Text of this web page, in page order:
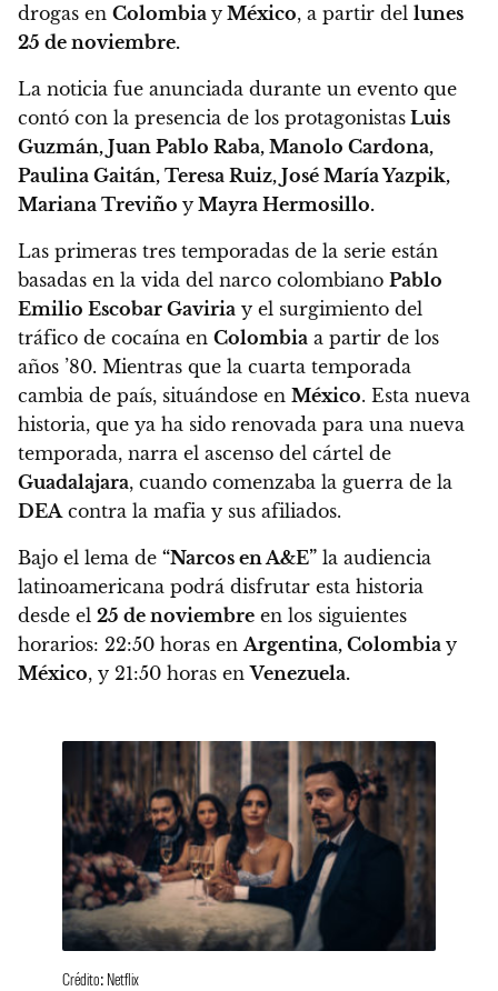
drogas en Colombia y México, a partir del lunes
25 de noviembre.
La noticia fue anunciada durante un evento que
contó con la presencia de los protagonistas Luis
Guzmán, Juan Pablo Raba, Manolo Cardona,
Paulina Gaitán, Teresa Ruiz, José María Yazpik,
Mariana Treviño y Mayra Hermosillo.
Las primeras tres temporadas de la serie están
basadas en la vida del narco colombiano Pablo
Emilio Escobar Gaviria y el surgimiento del
tráfico de cocaína en Colombia a partir de los
años ’80. Mientras que la cuarta temporada
cambia de país, situándose en México. Esta nueva
historia, que ya ha sido renovada para una nueva
temporada, narra el ascenso del cártel de
Guadalajara, cuando comenzaba la guerra de la
DEA contra la mafia y sus afiliados.
Bajo el lema de “Narcos en A&E” la audiencia
latinoamericana podrá disfrutar esta historia
desde el 25 de noviembre en los siguientes
horarios: 22:50 horas en Argentina, Colombia y
México, y 21:50 horas enVenezuela.
Crédito: Netflix